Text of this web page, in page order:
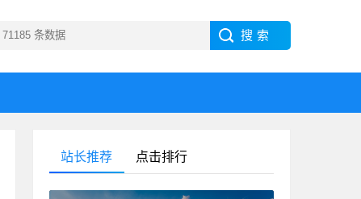
站长推荐 点击排行